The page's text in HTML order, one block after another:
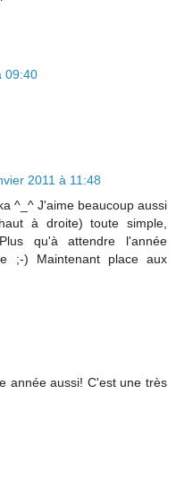
09:40
2011 à 11:48
^_^ J'aime beaucoup aussi
à droite) toute simple,
qu'à attendre l'année
;-) Maintenant place aux
année aussi! C'est une très